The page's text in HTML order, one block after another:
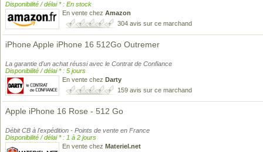
Disponibilité / délai * : En stock
En vente chez Amazon
304 avis sur ce marchand
iPhone Apple iPhone 16 512Go Outremer
La garantie d'un achat réussi avec le Contrat de Confiance
Disponibilité / délai * : 5 jours
En vente chez Darty
159 avis sur ce marchand
Apple iPhone 16 Rose - 512 Go
Débit CB à l'expédition - Points de vente en France
Disponibilité / délai * : 1 à 2 jours
En vente chez Materiel.net